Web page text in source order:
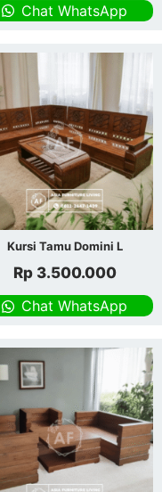
Chat WhatsApp
Kursi Tamu Domini L
Rp3.500.000
Chat WhatsApp